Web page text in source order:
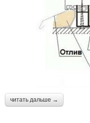
читать дальше →